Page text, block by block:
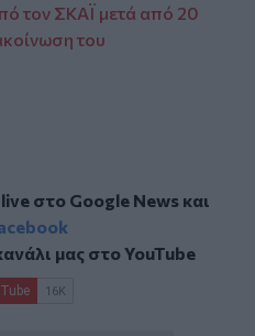
τον ΣΚΑΪ μετά από 20
του
στο Google Newsκαι
μας στοYouTube